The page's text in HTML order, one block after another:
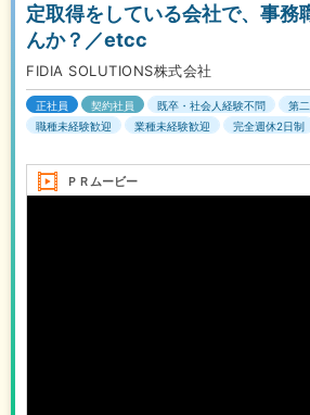
定取得をしている会社で、事務
んか？／etcc
FIDIA SOLUTIONS株式会社
正社員 契約社員 既卒・社会人経験不問
第
職種未経験歓迎
業種未経験歓迎 完全週休2日制
ＰＲムービー